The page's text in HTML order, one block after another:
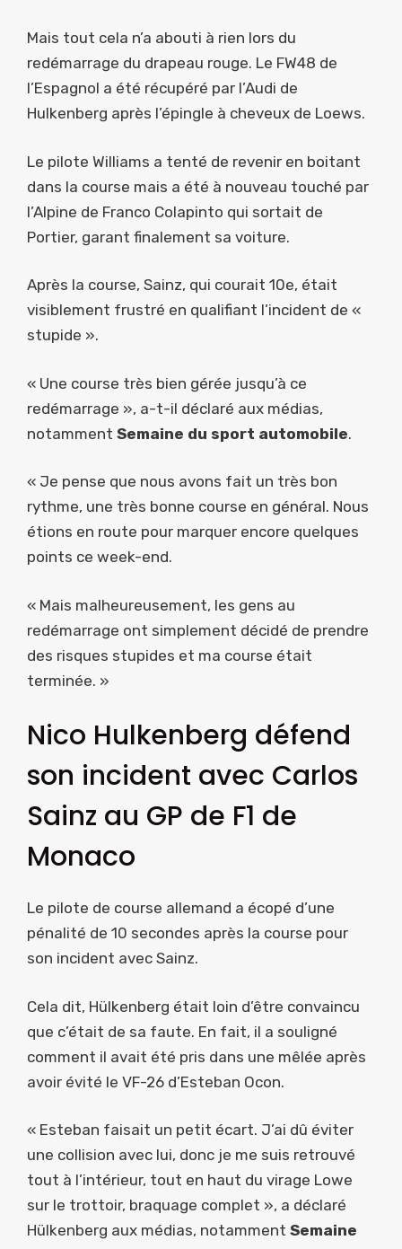
Mais tout cela n’a abouti à rien lors du
redémarrage du drapeau rouge. Le FW48 de
l’Espagnol a été récupéré par l’Audi de
Hulkenberg après l’épingle à cheveux de Loews.
Le pilote Williams a tenté de revenir en boitant
dans la course mais a été à nouveau touché par
l’Alpine de Franco Colapinto qui sortait de
Portier, garant finalement sa voiture.
Après la course, Sainz, qui courait 10e, était
visiblement frustré en qualifiant l’incident de «
stupide ».
« Une course très bien gérée jusqu’à ce
redémarrage », a-t-il déclaré aux médias,
notamment Semaine du sport automobile.
« Je pense que nous avons fait un très bon
rythme, une très bonne course en général. Nous
étions en route pour marquer encore quelques
points ce week-end.
« Mais malheureusement, les gens au
redémarrage ont simplement décidé de prendre
des risques stupides et ma course était
terminée. »
Nico Hulkenberg défend
son incident avec Carlos
Sainz au GP de F1 de
Monaco
Le pilote de course allemand a écopé d’une
pénalité de 10 secondes après la course pour
son incident avec Sainz.
Cela dit, Hülkenberg était loin d’être convaincu
que c’était de sa faute. En fait, il a souligné
comment il avait été pris dans une mêlée après
avoir évité le VF-26 d’Esteban Ocon.
« Esteban faisait un petit écart. J’ai dû éviter
une collision avec lui, donc je me suis retrouvé
tout à l’intérieur, tout en haut du virage Lowe
sur le trottoir, braquage complet », a déclaré
Hülkenberg aux médias, notamment Semaine